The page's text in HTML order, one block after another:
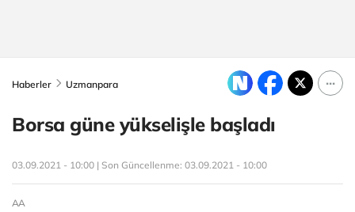
Haberler Uzmanpara
Borsa güne yükselişle başladı
03.09.2021 - 10:00 | Son Güncellenme: 03.09.2021 - 10:00
AA